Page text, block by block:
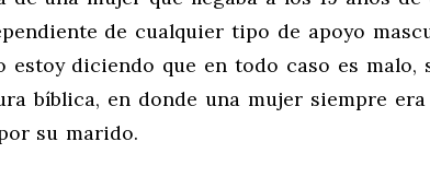
de cualquier tipo de apoyo
estoy diciendo que en todo caso es malo,
bíblica, en donde una mujer siempre
su marido.